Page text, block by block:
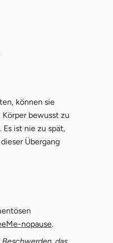
können sie
bewusst zu
ist nie zu spät,
Übergang
nopause.